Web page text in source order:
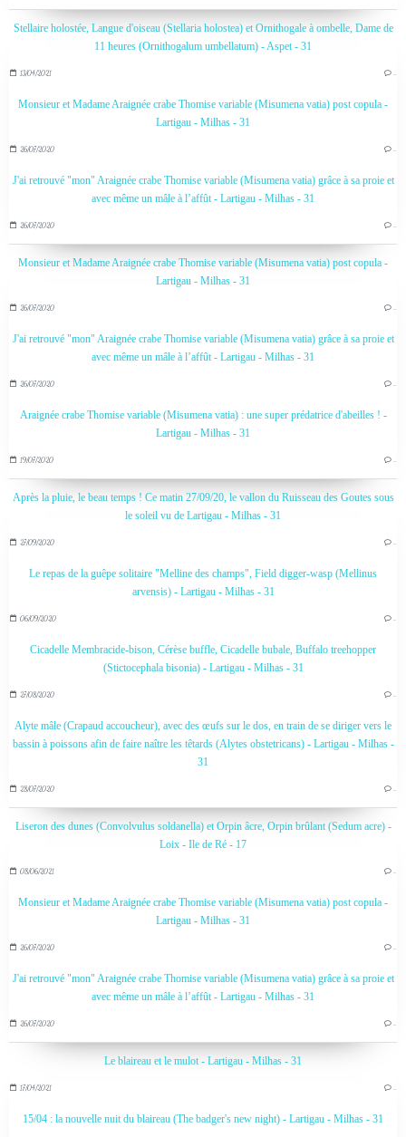
Stellaire holostée, Langue d'oiseau (Stellaria holostea) et Ornithogale à ombelle, Dame de
11 heures (Ornithogalum umbellatum) - Aspet - 31
13/04/2021 …
Monsieur et Madame Araignée crabe Thomise variable (Misumena vatia) post copula -
Lartigau - Milhas - 31
26/07/2020 …
J'ai retrouvé "mon" Araignée crabe Thomise variable (Misumena vatia) grâce à sa proie et
avec même un mâle à l’affût - Lartigau - Milhas - 31
26/07/2020 …
Monsieur et Madame Araignée crabe Thomise variable (Misumena vatia) post copula -
Lartigau - Milhas - 31
26/07/2020 …
J'ai retrouvé "mon" Araignée crabe Thomise variable (Misumena vatia) grâce à sa proie et
avec même un mâle à l’affût - Lartigau - Milhas - 31
26/07/2020 …
Araignée crabe Thomise variable (Misumena vatia) : une super prédatrice d'abeilles ! -
Lartigau - Milhas - 31
19/07/2020 …
Après la pluie, le beau temps ! Ce matin 27/09/20, le vallon du Ruisseau des Goutes sous
le soleil vu de Lartigau - Milhas - 31
27/09/2020 …
Le repas de la guêpe solitaire "Melline des champs", Field digger-wasp (Mellinus
arvensis) - Lartigau - Milhas - 31
06/09/2020 …
Cicadelle Membracide-bison, Cérèse buffle, Cicadelle bubale, Buffalo treehopper
(Stictocephala bisonia) - Lartigau - Milhas - 31
27/08/2020 …
Alyte mâle (Crapaud accoucheur), avec des œufs sur le dos, en train de se diriger vers le
bassin à poissons afin de faire naître les têtards (Alytes obstetricans) - Lartigau - Milhas -
31
28/07/2020 …
Liseron des dunes (Convolvulus soldanella) et Orpin âcre, Orpin brûlant (Sedum acre) -
Loix - Ile de Ré - 17
08/06/2021 …
Monsieur et Madame Araignée crabe Thomise variable (Misumena vatia) post copula -
Lartigau - Milhas - 31
26/07/2020 …
J'ai retrouvé "mon" Araignée crabe Thomise variable (Misumena vatia) grâce à sa proie et
avec même un mâle à l’affût - Lartigau - Milhas - 31
26/07/2020 …
Le blaireau et le mulot - Lartigau - Milhas - 31
17/04/2021 …
15/04 : la nouvelle nuit du blaireau (The badger's new night) - Lartigau - Milhas - 31